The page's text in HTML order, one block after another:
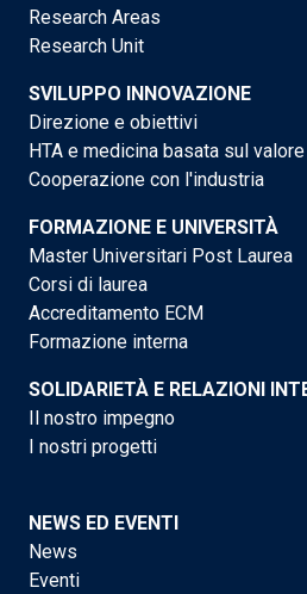
Research Areas
Research Unit
SVILUPPO INNOVAZIONE
Direzione e obiettivi
HTA e medicina basata sul valore
Cooperazione con l'industria
FORMAZIONE E UNIVERSITÀ
Master Universitari Post Laurea
Corsi di laurea
Accreditamento ECM
Formazione interna
SOLIDARIETÀ E RELAZIONI
Il nostro impegno
I nostri progetti
NEWS ED EVENTI
News
Eventi